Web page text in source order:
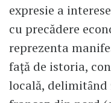
expresie a
cu precădere
reprezenta
faţă de istoria,
locală,